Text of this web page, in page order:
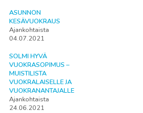
ASUNNON
KESÄVUOKRAUS
Ajankohtaista
04.07.2021
SOLMI HYVÄ
VUOKRASOPIMUS –
MUISTILISTA
VUOKRALAISELLE JA
VUOKRANANTAJALLE
Ajankohtaista
24.06.2021